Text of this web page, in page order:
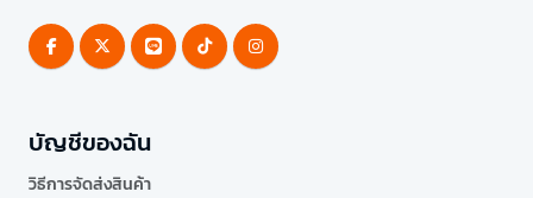
บัญชีของฉัน
วิธีการจัดส่งสินค้า